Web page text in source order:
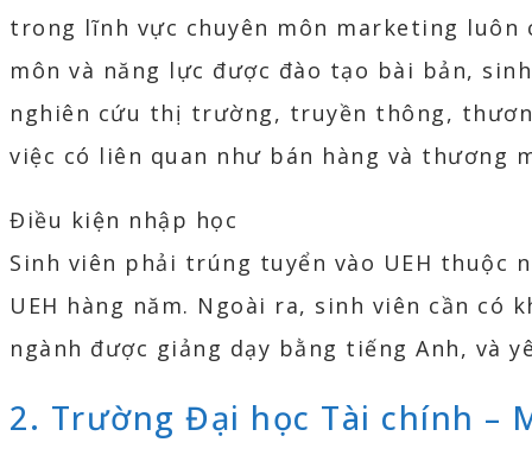
trong lĩnh vực chuyên môn marketing luôn
môn và năng lực được đào tạo bài bản,
nghiên cứu thị trường, truyền thông,
việc có liên quan như bán hàng và thương
Điều kiện nhập học
Sinh viên phải trúng tuyển vào UEH thuộc
UEH hàng năm. Ngoài ra, sinh viên cần có
ngành được giảng dạy bằng tiếng Anh, và
2. Trường Đại học Tài chính –